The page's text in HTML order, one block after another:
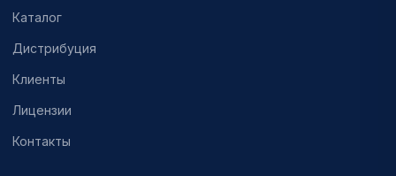
Каталог
Дистрибуция
Клиенты
Лицензии
Контакты